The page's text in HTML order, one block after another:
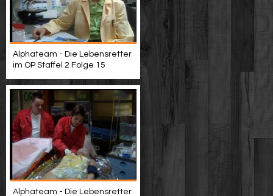
Alphateam - Die Lebensretter
im OP Staffel 2 Folge 15
Alphateam - Die Lebensretter